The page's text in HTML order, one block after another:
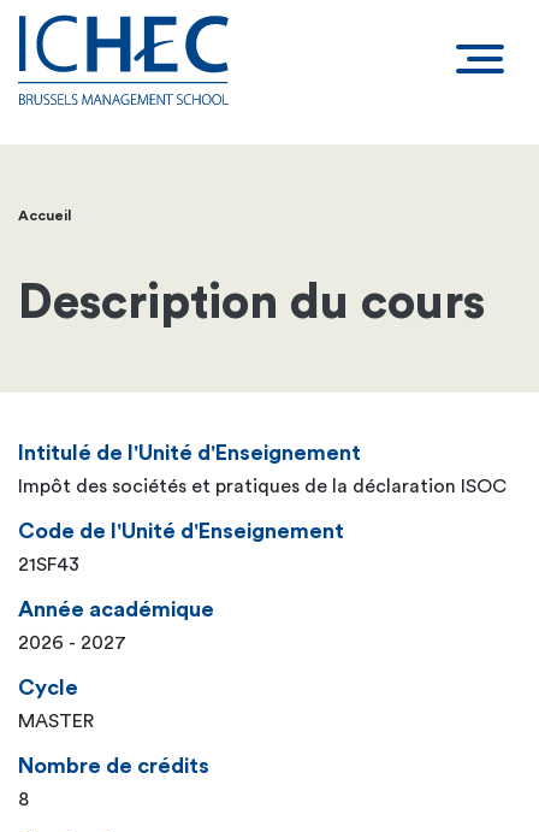
Fil
d'Ariane
Accueil
Description du cours
Intitulé de l'Unité d'Enseignement
Impôt des sociétés et pratiques de la déclaration ISOC
Code de l'Unité d'Enseignement
21SF43
Année académique
2026 - 2027
Cycle
MASTER
Nombre de crédits
8